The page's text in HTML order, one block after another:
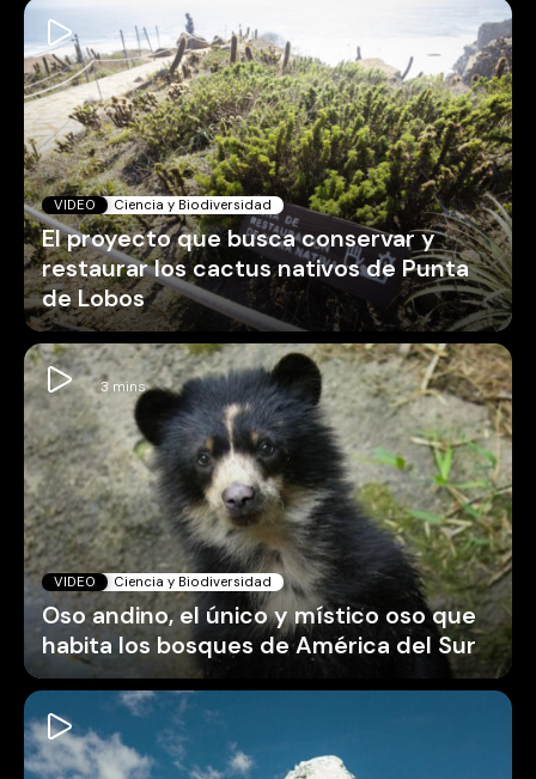
VIDEO Ciencia y Biodiversidad
El proyecto que busca conservar y
restaurar los cactus nativos de Punta
de Lobos
VIDEO Ciencia y Biodiversidad
Oso andino, el único y místico oso que
habita los bosques de América del Sur